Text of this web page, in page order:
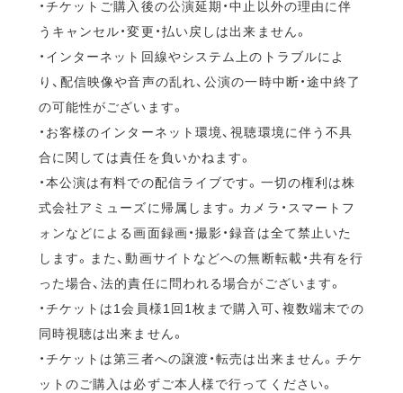
・チケットご購入後の公演延期・中止以外の理由に伴
うキャンセル・変更・払い戻しは出来ません。
・インターネット回線やシステム上のトラブルによ
り、配信映像や音声の乱れ、公演の一時中断・途中終了
の可能性がございます。
・お客様のインターネット環境、視聴環境に伴う不具
合に関しては責任を負いかねます。
・本公演は有料での配信ライブです。一切の権利は株
式会社アミューズに帰属します。カメラ・スマートフ
ォンなどによる画面録画・撮影・録音は全て禁止いた
します。また、動画サイトなどへの無断転載・共有を行
った場合、法的責任に問われる場合がございます。
・チケットは1会員様1回1枚まで購入可、複数端末での
同時視聴は出来ません。
・チケットは第三者への譲渡・転売は出来ません。チケ
ットのご購入は必ずご本人様で行ってください。